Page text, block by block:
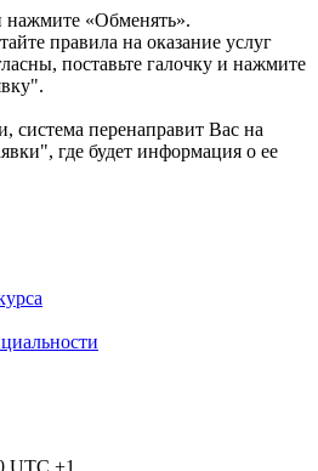
нажмите «Обменять».
правила на оказание услуг
поставьте галочку и нажмите
система перенаправит Вас на
где будет информация о ее
UTC +1.